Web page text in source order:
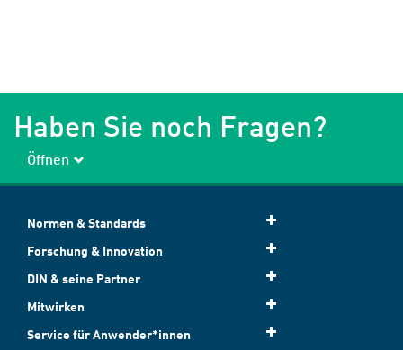
Haben Sie noch Fragen?
Öffnen
Normen & Standards
Forschung & Innovation
DIN & seine Partner
Mitwirken
Service für Anwender*innen